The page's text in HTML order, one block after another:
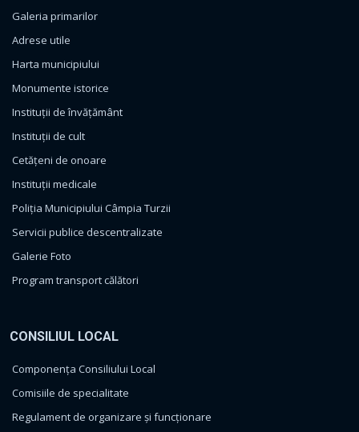
Galeria primarilor
Adrese utile
Harta municipiului
Monumente istorice
Instituții de învățământ
Instituții de cult
Cetățeni de onoare
Instituții medicale
Poliția Municipiului Câmpia Turzii
Servicii publice descentralizate
Galerie Foto
Program transport călători
CONSILIUL LOCAL
Componența Consiliului Local
Comisiile de specialitate
Regulament de organizare și funcționare